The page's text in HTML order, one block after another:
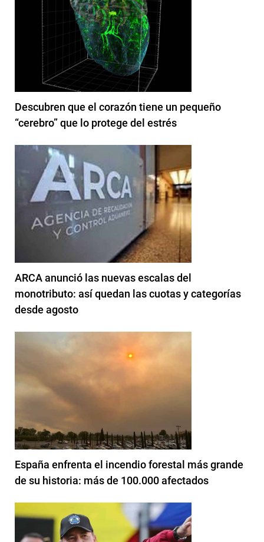
Descubren que el corazón tiene un pequeño
“cerebro” que lo protege del estrés
ARCA anunció las nuevas escalas del
monotributo: así quedan las cuotas y categorías
desde agosto
España enfrenta el incendio forestal más grande
de su historia: más de 100.000 afectados